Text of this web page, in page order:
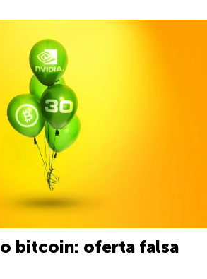
bitcoin: oferta falsa